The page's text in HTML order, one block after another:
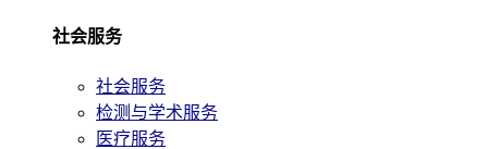
社会服务
社会服务
检测与学术服务
医疗服务